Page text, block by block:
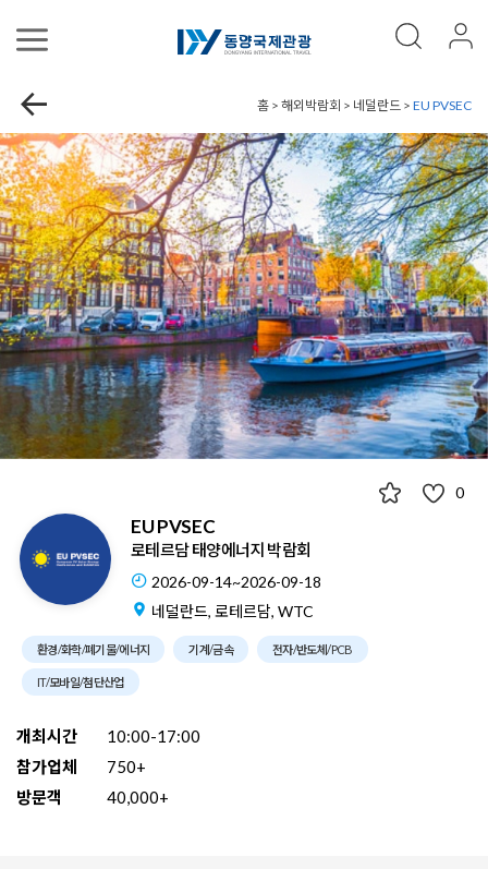
홈 > 해외박람회 > 네덜란드 > EU PVSEC
0
EU PVSEC
로테르담 태양에너지 박람회
2026-09-14~2026-09-18
네덜란드, 로테르담, WTC
환경/화학/폐기물/에너지 기계/금속 전자/반도체/PCB
IT/모바일/첨단산업
개최시간
10:00-17:00
참가업체
750+
방문객
40,000+